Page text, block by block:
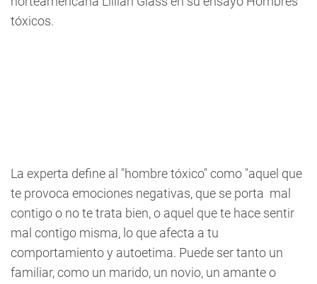
tóxicos.
La experta define al "hombre tóxico" como "aquel que
te provoca emociones negativas, que se porta mal
contigo o no te trata bien, o aquel que te hace sentir
mal contigo misma, lo que afecta a tu
comportamiento y autoetima. Puede ser tanto un
familiar, como un marido, un novio, un amante o